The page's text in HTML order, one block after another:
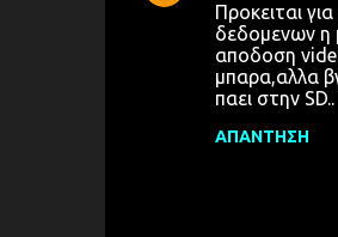
Προκειται
δεδομενων η
αποδοση
μπαρα,αλλα
παει στην SD..
ΑΠΆΝΤΗΣΗ